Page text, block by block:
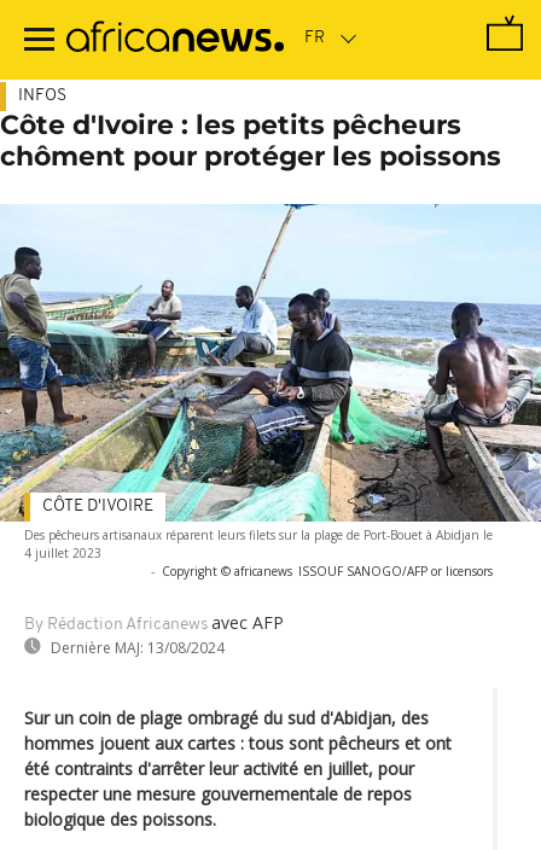
contenu
INFOS
Côte d'Ivoire : les petits pêcheurs
chôment pour protéger les poissons
Des pêcheurs artisanaux réparent leurs filets sur la plage de Port-Bouet à Abidjan le
4 juillet 2023
- Copyright © africanews ISSOUF SANOGO/AFP or licensors
By Rédaction Africanews avec AFP
Dernière MAJ: 13/08/2024
CÔTE D'IVOIRE
Sur un coin de plage ombragé du sud d'Abidjan, des
hommes jouent aux cartes : tous sont pêcheurs et ont
été contraints d'arrêter leur activité en juillet, pour
respecter une mesure gouvernementale de repos
biologique des poissons.